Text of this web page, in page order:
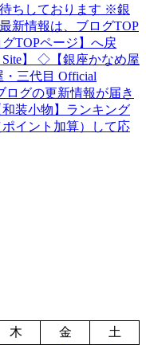
ちしております ※銀
新情報は、ブログTOP
TOPページ】へ戻
】 ◇【銀座かなめ屋
三代目 Official
グの更新情報が届き
装小物】ランキング
イント加算）して応
木 金
土